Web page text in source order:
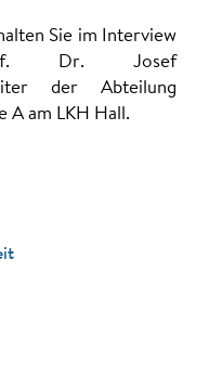
Sie im Interview
Dr. Josef
der Abteilung
A am LKH Hall.